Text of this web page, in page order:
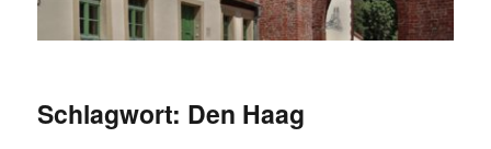
Schlagwort: Den Haag